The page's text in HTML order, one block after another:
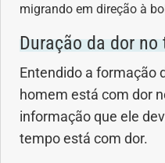
Ortopedia
Picada de Cobra
Problemas Cardíacos
migrando em direção à
Duração da dor
Entendido a formação
homem está com dor
informação que ele
tempo está com dor.